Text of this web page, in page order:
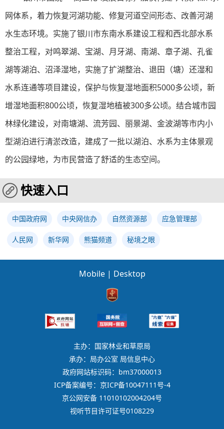
网体系，着力恢复河湖功能、修复河道空间形态、改善河湖
水生态环境。实施了银川市东南水系建设工程和西北部水系
整治工程，对鸣翠湖、宝湖、月牙湖、南湖、章子湖、孔雀
湖等湖泊、沼泽湿地，实施了扩湖整治、退田（塘）还湿和
水系连通等项目建设，保护与恢复湿地面积5000多公顷，新
增湿地面积800公顷，恢复湿地植被300多公顷。结合城市园
林绿化建设，对南塘湖、流芳园、丽景湖、金波湖等市内小
型湖泊进行清淤改造，建成了一批以湖泊、水系为主体景观
的公园绿地，为市民营造了舒适的生态空间。
快速入口
中国政府网 中央网信办 自然资源部 应急管理部
人民网 新华网 熊猫频道 秘境之眼
Mobile | Desktop
主办：国家林业和草原局
承办：局办公室 局信息中心
政府网站标识码：bm37000013
ICP备案编号：京ICP备10047111号-4
京公网安备 11010102004204号
视听节目许可证号0108229